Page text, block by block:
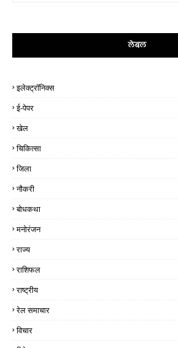
लेबल
इलेक्ट्रॉनिक्स
ई-पेपर
खेल
चिकित्सा
जिला
नौकरी
बोधकथा
मनोरंजन
राज्य
राशिफल
राष्ट्रीय
रेल समाचार
विचार